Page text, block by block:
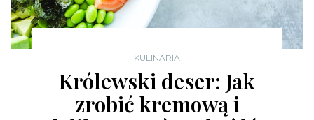
KULINARIA
Królewski deser: Jak
zrobić kremową i